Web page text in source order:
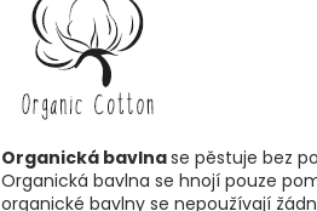
Organická bavlnase pěstuje bez
Organická bavlna se hnojí pouze
organické bavlny se nepoužívají